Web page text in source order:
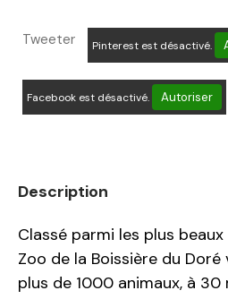
Tweeter Pinterest est désactivé.
Facebook est désactivé. Autoriser
Description
Classé parmi les plus
Zoo de la Boissière du
plus de 1000 animaux, à